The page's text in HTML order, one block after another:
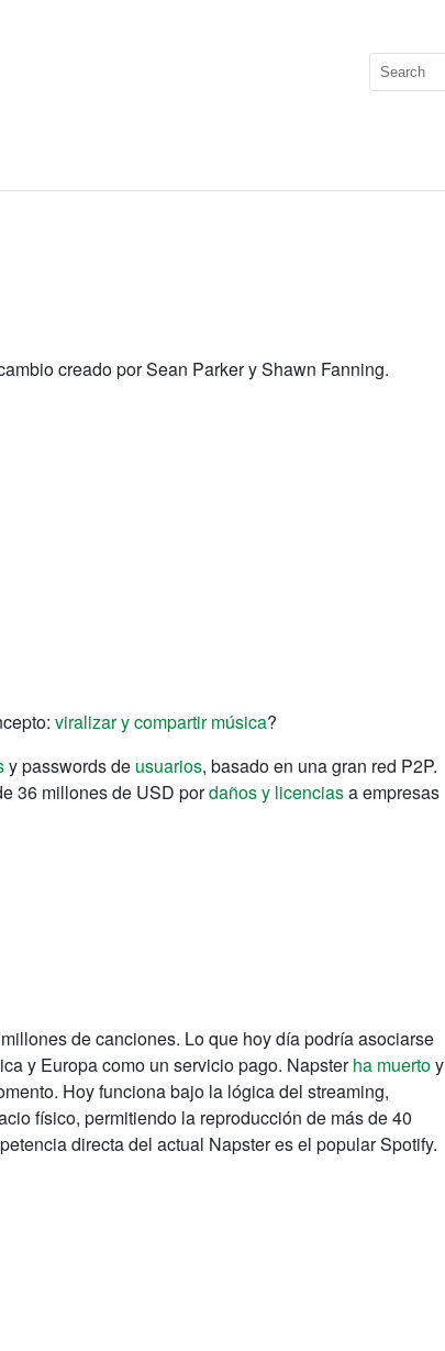
creado por Sean Parker y Shawn Fanning.
viralizar y compartir música?
y passwords de usuarios, basado en una gran red P2P.
36 millones de USD pordaños y licenciasa empresas
de canciones. Lo que hoy día podría asociarse
y Europa como un servicio pago. Napsterha muertoy
Hoy funciona bajo la lógica del streaming,
físico, permitiendo la reproducción de más de 40
directa del actual Napster es el popular Spotify.